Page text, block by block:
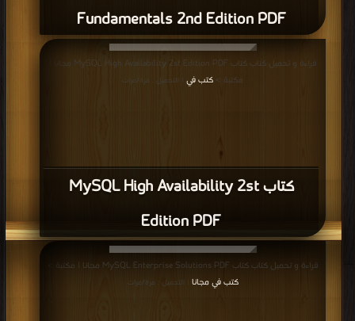
Fundamentals 2nd Edition PDF
كتاب MySQL High Availability 2st
Edition PDF
قراءة و تحميل كتاب كتاب MySQL High Availability 2st Edition PDF مجانا |
مكتبة > كتب في | التحميل : مرة/مرات
قراءة و تحميل كتاب كتاب MySQL Enterprise Solutions PDF مجانا | مكتبة >
كتب في مجانا | التحميل : مرة/مرات